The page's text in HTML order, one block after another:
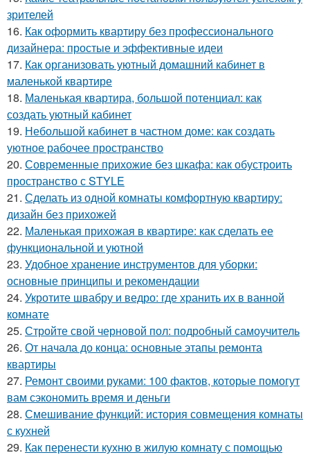
зрителей
16. Как оформить квартиру без профессионального
дизайнера: простые и эффективные идеи
17. Как организовать уютный домашний кабинет в
маленькой квартире
18. Маленькая квартира, большой потенциал: как
создать уютный кабинет
19. Небольшой кабинет в частном доме: как создать
уютное рабочее пространство
20. Современные прихожие без шкафа: как обустроить
пространство с STYLE
21. Сделать из одной комнаты комфортную квартиру:
дизайн без прихожей
22. Маленькая прихожая в квартире: как сделать ее
функциональной и уютной
23. Удобное хранение инструментов для уборки:
основные принципы и рекомендации
24. Укротите швабру и ведро: где хранить их в ванной
комнате
25. Стройте свой черновой пол: подробный самоучитель
26. От начала до конца: основные этапы ремонта
квартиры
27. Ремонт своими руками: 100 фактов, которые помогут
вам сэкономить время и деньги
28. Смешивание функций: история совмещения комнаты
с кухней
29. Как перенести кухню в жилую комнату с помощью